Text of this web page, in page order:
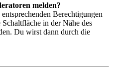
melden?
Berechtigungen
in der Nähe des
Du wirst dann durch die